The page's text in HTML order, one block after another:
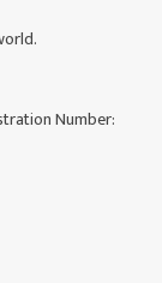
Number: